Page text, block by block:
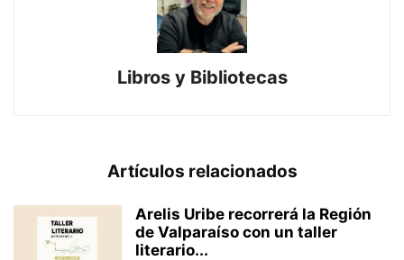
Libros y Bibliotecas
Artículos relacionados
Arelis Uribe recorrerá la Región
de Valparaíso con un taller
literario...